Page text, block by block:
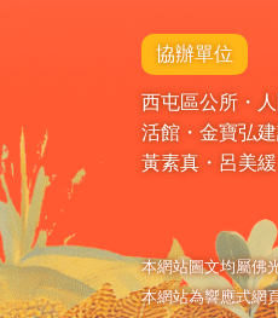
協辦單位
西屯區公所・
活館・金寶弘
黃素真・呂美
本網站圖文均屬佛
本網站為響應式